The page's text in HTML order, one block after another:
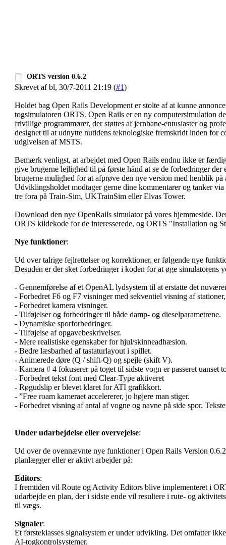
ORTS version 0.6.2
Skrevet af bl, 30/7-2011 21:19 (#1)
Holdet bag Open Rails Development er stolte af at kunne
togsimulatoren ORTS. Open Rails er en ny computersimulation
frivillige programmører, der støttes af jernbane-entusiaster og
designet til at udnytte nutidens teknologiske fremskridt inden for
udgivelsen af MSTS.
Bemærk venligst, at arbejdet med Open Rails endnu ikke er
give brugerne lejlighed til på første hånd at se de forbedringer
brugerne mulighed for at afprøve den nye version med henblik
Udviklingsholdet modtager gerne dine kommentarer og tanker
tre fora på Train-Sim, UKTrainSim eller Elvas Tower.
Download den nye OpenRails simulator på vores hjemmeside.
ORTS kildekode for de interesserede, og ORTS "Installation og
Nye funktioner:
Ud over talrige fejlrettelser og korrektioner, er følgende nye
Desuden er der sket forbedringer i koden for at øge simulatorens
- Gennemførelse af et OpenAL lydsystem til at erstatte det
- Forbedret F6 og F7 visninger med sekventiel visning af
- Forbedret kamera visninger.
- Tilføjelser og forbedringer til både damp- og dieselparametrene.
- Dynamiske sporforbedringer.
- Tilføjelse af opgavebeskrivelser.
- Mere realistiske egenskaber for hjul/skinneadhæsion.
- Bedre læsbarhed af tastaturlayout i spillet.
- Animerede døre (Q / shift-Q) og spejle (skift V).
- Kamera # 4 fokuserer på toget til sidste vogn er passeret uanset
- Forbedret tekst font med Clear-Type aktiveret
- Røgudslip er blevet klaret for ATI grafikkort.
- ”Free roam kameraet accelererer, jo højere man stiger.
- Forbedret visning af antal af vogne og navne på side spor.
Under udarbejdelse eller overvejelse:
Ud over de ovennævnte nye funktioner i Open Rails Version
planlægger eller er aktivt arbejder på:
Editors:
I fremtiden vil Route og Activity Editors blive implementeret i
udarbejde en plan, der i sidste ende vil resultere i rute- og
til vægs.
Signaler:
Et førsteklasses signalsystem er under udvikling. Det omfatter
AI-togkontrolsystemer.